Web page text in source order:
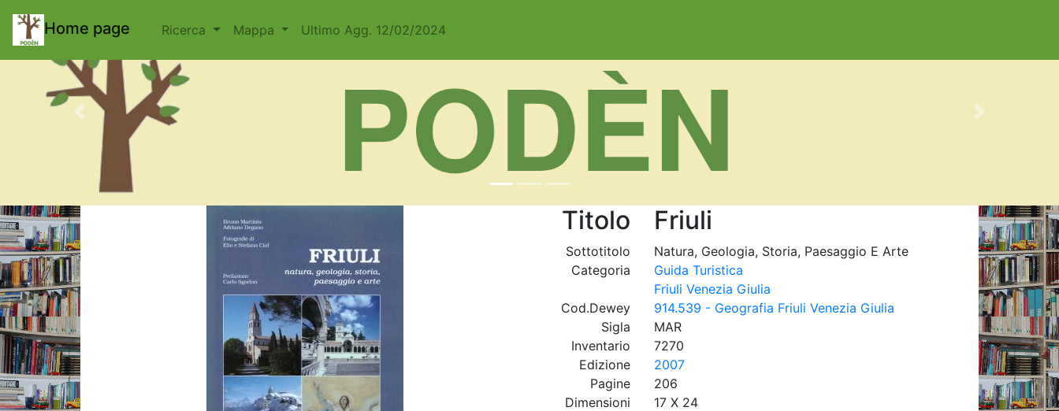
Home page Ricerca Mappa Ultimo Agg. 12/02/2024
Previous Next
Titolo Friuli
Sottotitolo
Natura, Geologia, Storia, Paesaggio E Arte
Categoria
Guida Turistica
Friuli Venezia Giulia
Cod.Dewey
914.539 - Geografia Friuli Venezia Giulia
Sigla
MAR
Inventario
7270
Edizione
2007
Pagine
206
Dimensioni
17 X 24